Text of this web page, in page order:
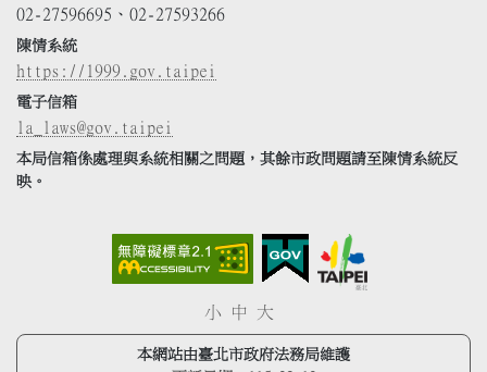
02-27596695、02-27593266
陳情系統
https://1999.gov.taipei
電子信箱
la_laws@gov.taipei
本局信箱係處理與系統相關之問題，其餘市政問題請至陳情系統反
映。
小 中 大
本網站由臺北市政府法務局維護